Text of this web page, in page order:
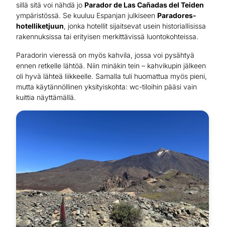
sillä sitä voi nähdä jo Parador de Las Cañadas del Teiden
ympäristössä. Se kuuluu Espanjan julkiseen Paradores-
hotelliketjuun, jonka hotellit sijaitsevat usein historiallisissa
rakennuksissa tai erityisen merkittävissä luontokohteissa.
Paradorin vieressä on myös kahvila, jossa voi pysähtyä
ennen retkelle lähtöä. Niin minäkin tein – kahvikupin jälkeen
oli hyvä lähteä liikkeelle. Samalla tuli huomattua myös pieni,
mutta käytännöllinen yksityiskohta: wc-tiloihin pääsi vain
kuittia näyttämällä.